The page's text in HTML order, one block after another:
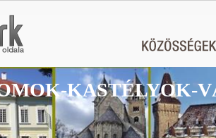
KASTÉLYOK-